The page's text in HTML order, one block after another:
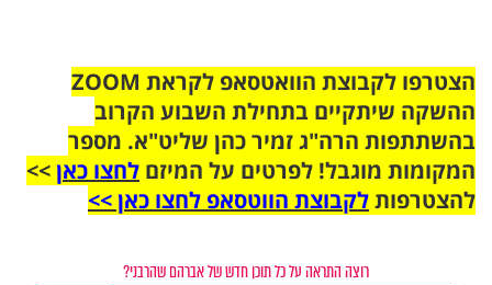
הצטרפו לקבוצת הוואטסאפ לקראת ZOOM
ההשקה שיתקיים בתחילת השבוע הקרוב
בהשתתפות הרה"ג זמיר כהן שליט"א. מספר
המקומות מוגבל! לפרטים על המיזם לחצו כאן>>
להצטרפותלקבוצת הווטסאפ לחצו כאן >>
רוצה התראה על כל תוכן חדש של אברהם שהרבני?